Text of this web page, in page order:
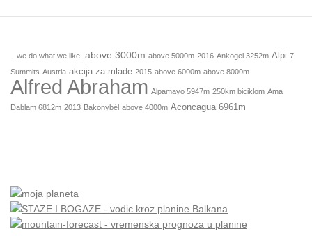
...we do what we like! above 3000m above 5000m 2016 Ankogel 3252m Alpi 7
Summits Austria akcija za mlade 2015 above 6000m above 8000m
Alfred Abraham Alpamayo 5947m 250km biciklom Ama
Dablam 6812m 2013 Bakonybél above 4000m Aconcagua 6961m